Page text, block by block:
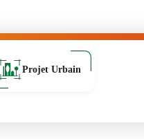
Projet Urbain